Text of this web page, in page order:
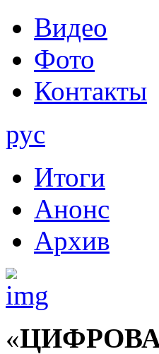
Видео
Фото
Контакты
рус
Итоги
Анонс
Архив
«